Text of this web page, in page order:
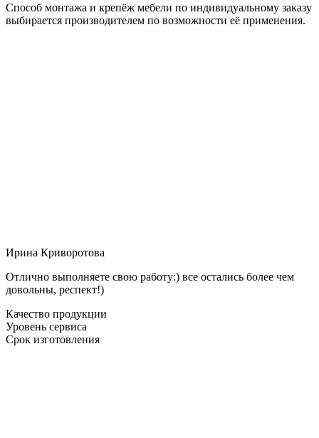
Способ монтажа и крепёж мебели по индивидуальному заказу
выбирается производителем по возможности её применения.
Ирина Криворотова
Отлично выполняете свою работу:) все остались более чем
довольны, респект!)
Качество продукции
Уровень сервиса
Срок изготовления